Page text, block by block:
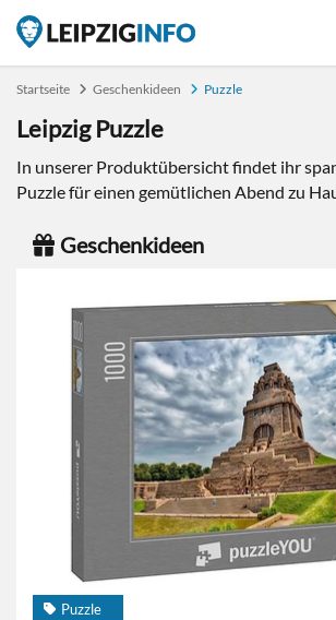
Startseite Geschenkideen Puzzle
Leipzig Puzzle
In unserer Produktübersicht findet ihr
Puzzle für einen gemütlichen Abend zu
Geschenkideen
Puzzle